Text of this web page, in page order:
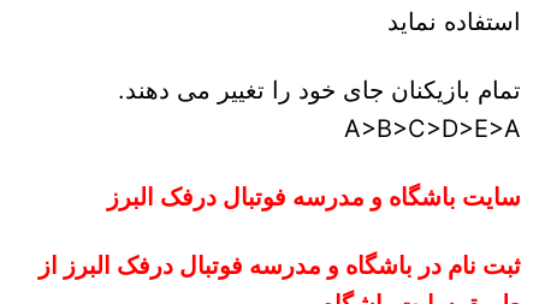
استفاده نماید
تمام بازیکنان جای خود را تغییر می دهند.
A>B>C>D>E>A
سایت باشگاه و مدرسه فوتبال درفک البرز
ثبت نام در باشگاه و مدرسه فوتبال درفک البرز از